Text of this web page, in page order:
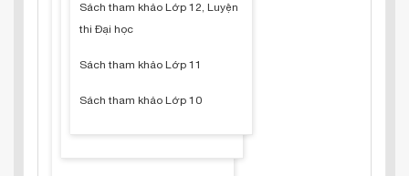
Sách tham khảo Lớp 12, Luyện
thi Đại học
Sách tham khảo Lớp 11
Sách tham khảo Lớp 10